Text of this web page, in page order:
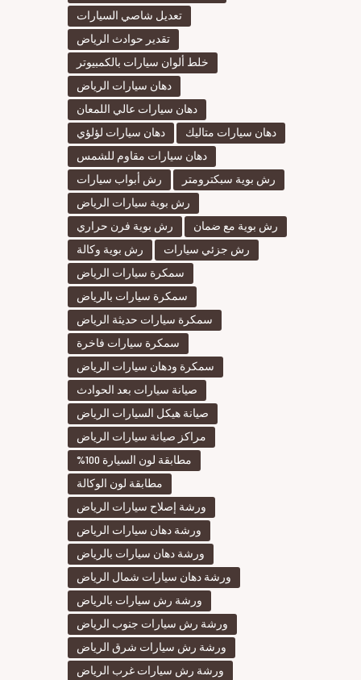
تعديل شاصي السيارات
تقدير حوادث الرياض
خلط ألوان سيارات بالكمبيوتر
دهان سيارات الرياض
دهان سيارات عالي اللمعان
دهان سيارات لؤلؤي
دهان سيارات متاليك
دهان سيارات مقاوم للشمس
رش أبواب سيارات
رش بوية سبكترومتر
رش بوية سيارات الرياض
رش بوية فرن حراري
رش بوية مع ضمان
رش بوية وكالة
رش جزئي سيارات
سمكرة سيارات الرياض
سمكرة سيارات بالرياض
سمكرة سيارات حديثة الرياض
سمكرة سيارات فاخرة
سمكرة ودهان سيارات الرياض
صيانة سيارات بعد الحوادث
صيانة هيكل السيارات الرياض
مراكز صيانة سيارات الرياض
مطابقة لون السيارة 100%
مطابقة لون الوكالة
ورشة إصلاح سيارات الرياض
ورشة دهان سيارات الرياض
ورشة دهان سيارات بالرياض
ورشة دهان سيارات شمال الرياض
ورشة رش سيارات بالرياض
ورشة رش سيارات جنوب الرياض
ورشة رش سيارات شرق الرياض
ورشة رش سيارات غرب الرياض